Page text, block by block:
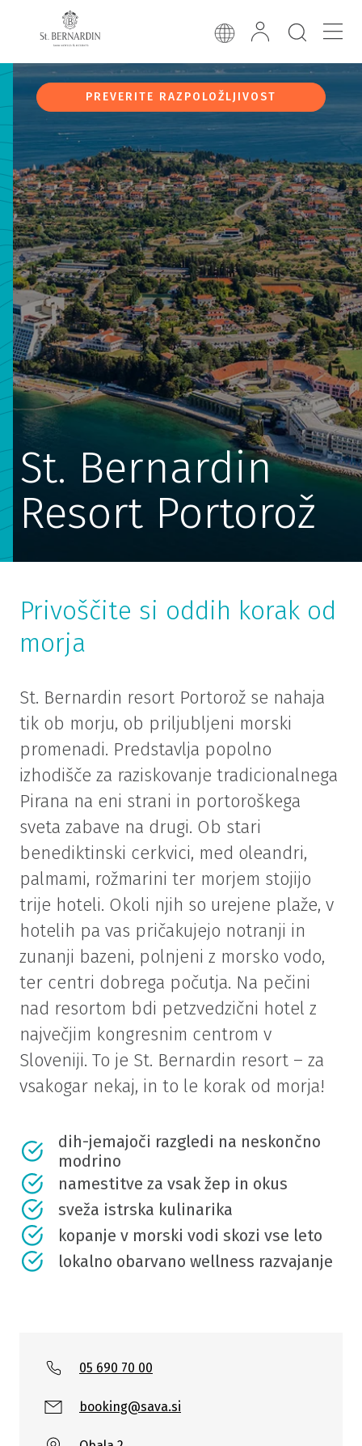
PREVERITE RAZPOLOŽLJIVOST
St. Bernardin
Resort Portorož
Privoščite si oddih korak od
morja
St. Bernardin resort Portorož se nahaja
tik ob morju, ob priljubljeni morski
promenadi. Predstavlja popolno
izhodišče za raziskovanje tradicionalnega
Pirana na eni strani in portoroškega
sveta zabave na drugi. Ob stari
benediktinski cerkvici, med oleandri,
palmami, rožmarini ter morjem stojijo
trije hoteli. Okoli njih so urejene plaže, v
hotelih pa vas pričakujejo notranji in
zunanji bazeni, polnjeni z morsko vodo,
ter centri dobrega počutja. Na pečini
nad resortom bdi petzvedzični hotel z
največjim kongresnim centrom v
Sloveniji. To je St. Bernardin resort – za
vsakogar nekaj, in to le korak od morja!
dih-jemajoči razgledi na neskončno
modrino
namestitve za vsak žep in okus
sveža istrska kulinarika
kopanje v morski vodi skozi vse leto
lokalno obarvano wellness razvajanje
05 690 70 00
booking@sava.si